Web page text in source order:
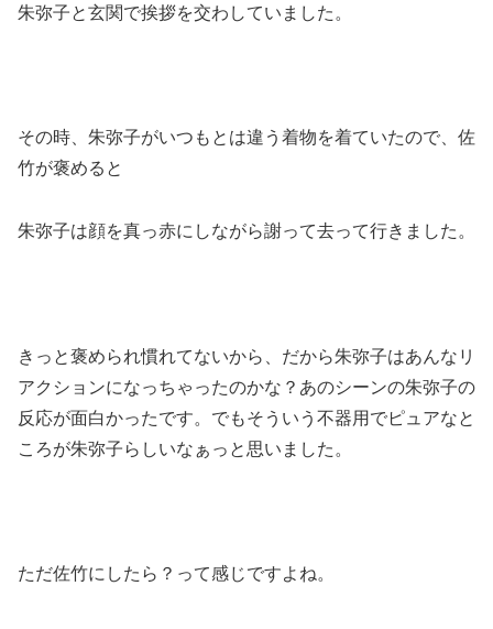
朱弥子と玄関で挨拶を交わしていました。
その時、朱弥子がいつもとは違う着物を着ていたので、佐
竹が褒めると
朱弥子は顔を真っ赤にしながら謝って去って行きました。
きっと褒められ慣れてないから、だから朱弥子はあんなリ
アクションになっちゃったのかな？あのシーンの朱弥子の
反応が面白かったです。でもそういう不器用でピュアなと
ころが朱弥子らしいなぁっと思いました。
ただ佐竹にしたら？って感じですよね。